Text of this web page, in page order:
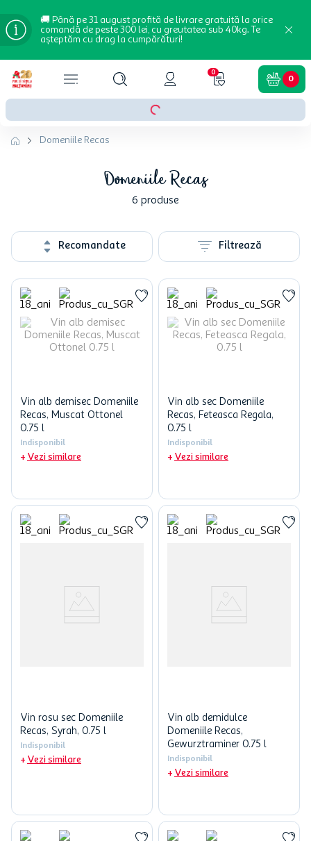
🚚 Până pe 31 august profită de livrare gratuită la orice
comandă de peste 300 lei, cu greutatea sub 40kg. Te
așteptăm cu drag la cumpărături!
0
0
Domeniile Recas
Domeniile Recas
6 produse
Recomandate Filtrează
Vin alb demisec Domeniile
Recas, Muscat Ottonel
0.75 l
Indisponibil
Vezi similare
Vin alb sec Domeniile
Recas, Feteasca Regala,
0.75 l
Indisponibil
Vezi similare
Vin rosu sec Domeniile
Recas, Syrah, 0.75 l
Indisponibil
Vezi similare
Vin alb demidulce
Domeniile Recas,
Gewurztraminer 0.75 l
Indisponibil
Vezi similare